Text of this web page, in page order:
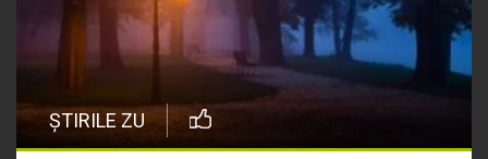
ȘTIRILE ZU